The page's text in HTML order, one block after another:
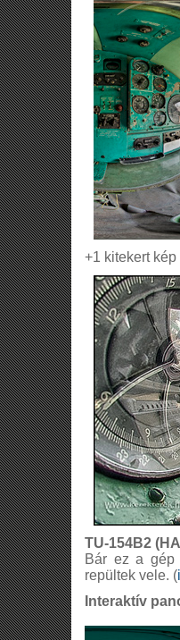
+1 kitekert
TU-154B2
Bár ez a gép
repültek vele. (
Interaktív